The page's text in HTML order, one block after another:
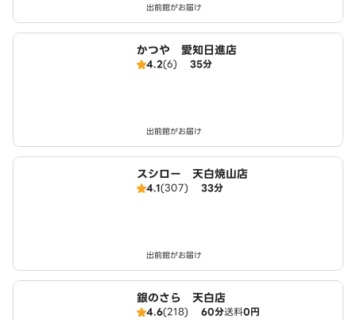
出前館がお届け
かつや 愛知日進店
4.2(6) 35分
出前館がお届け
スシロー 天白焼山店
4.1(307) 33分
出前館がお届け
銀のさら 天白店
4.6(218) 60分送料0円